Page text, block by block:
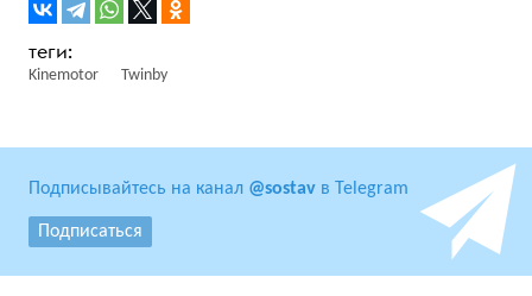
Kinemotor Twinby
Подписывайтесь на канал @sostav в Telegram
Подписаться